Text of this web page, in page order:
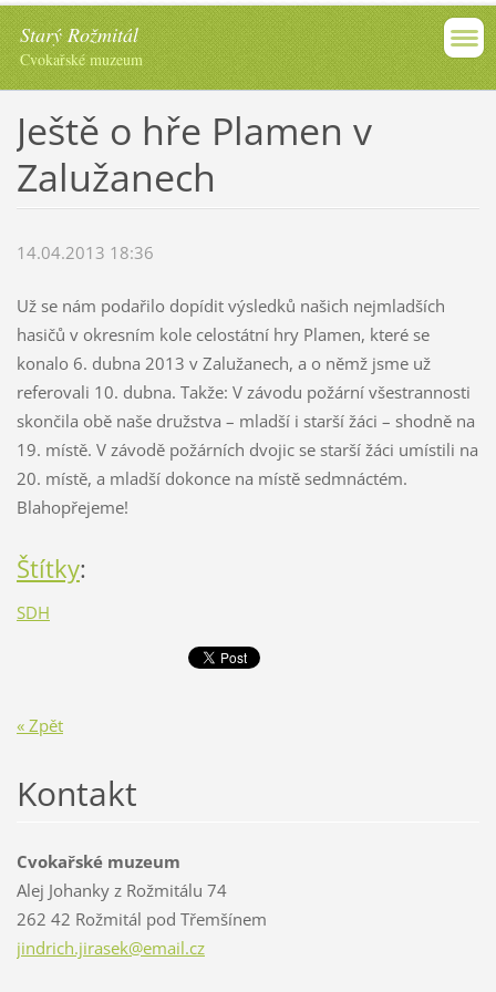
Starý Rožmitál
Cvokařské muzeum
Ještě o hře Plamen v
Zalužanech
14.04.2013 18:36
Už se nám podařilo dopídit výsledků našich nejmladších
hasičů v okresním kole celostátní hry Plamen, které se
konalo 6. dubna 2013 v Zalužanech, a o němž jsme už
referovali 10. dubna. Takže: V závodu požární všestrannosti
skončila obě naše družstva – mladší i starší žáci – shodně na
19. místě. V závodě požárních dvojic se starší žáci umístili na
20. místě, a mladší dokonce na místě sedmnáctém.
Blahopřejeme!
Štítky:
SDH
« Zpět
Kontakt
Cvokařské muzeum
Alej Johanky z Rožmitálu 74
262 42 Rožmitál pod Třemšínem
jindrich.jirasek@email.cz